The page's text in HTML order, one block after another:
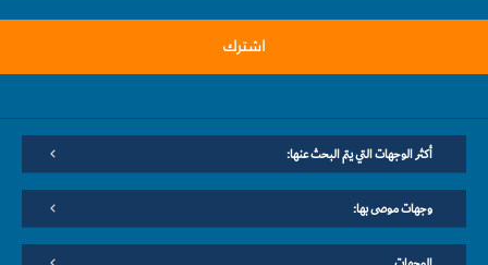
اشترك
أكثر الوجهات التي يتم البحث عنها:
وجهات موصى بها: